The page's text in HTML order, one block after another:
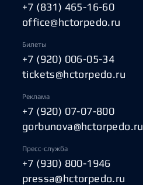
+7 (831) 465-16-60
office@hctorpedo.ru
Билеты
+7 (920) 006-05-34
tickets@hctorpedo.ru
Реклама
+7 (920) 07-07-800
gorbunova@hctorpedo.ru
Пресс-служба
+7 (930) 800-1946
pressa@hctorpedo.ru